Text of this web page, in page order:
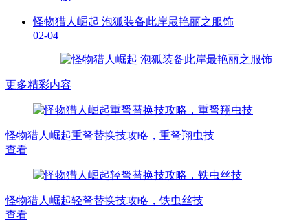
怪物猎人崛起 泡狐装备此岸最艳丽之服饰
02-04
更多精彩内容
怪物猎人崛起重弩替换技攻略，重弩翔虫技
查看
怪物猎人崛起轻弩替换技攻略，铁虫丝技
查看